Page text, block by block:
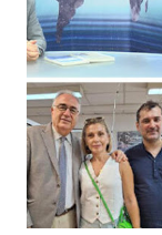
Αριστοτελείου
σπουδές στη
στην Ελλάδα και το
πολιτιστική
ART.harbour.